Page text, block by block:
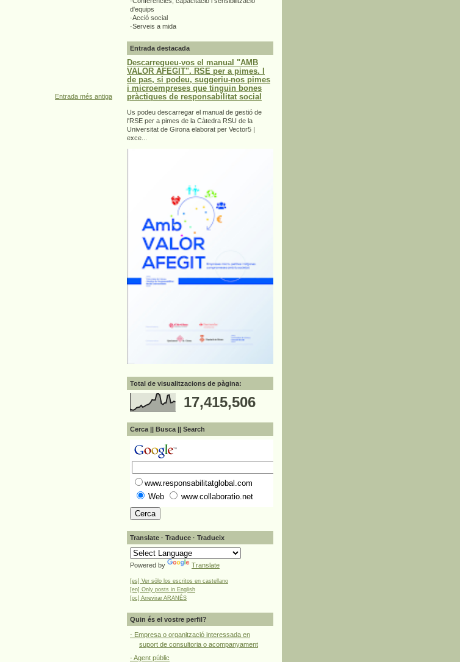
Entrada més antiga
d'equips
·Acció social
·Serveis a mida
Entrada destacada
Descarregueu-vos el manual "AMB
VALOR AFEGIT". RSE per a pimes. I
de pas, si podeu, suggeriu-nos pimes
i microempreses que tinguin bones
pràctiques de responsabilitat social
Us podeu descarregar el manual de gestió de
l'RSE per a pimes de la Càtedra RSU de la
Universitat de Girona elaborat per Vector5 |
exce...
Total de visualitzacions de pàgina:
17,415,506
Cerca || Busca || Search
www.responsabilitatglobal.com
Web
www.collaboratio.net
Translate · Traduce · Tradueix
Powered by Translate
[es] Ver sólo los escritos en castellano
[en] Only posts in English
[oc] Arrevirar ARANÉS
Quin és el vostre perfil?
- Empresa o organització interessada en
suport de consultoria o acompanyament
- Agent públic